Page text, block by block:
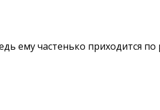
ему частенько приходится